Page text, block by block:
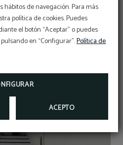
de navegación. Para más
política de cookies. Puedes
el botón “Aceptar” o puedes
en “Configurar”.Política de
ACEPTO